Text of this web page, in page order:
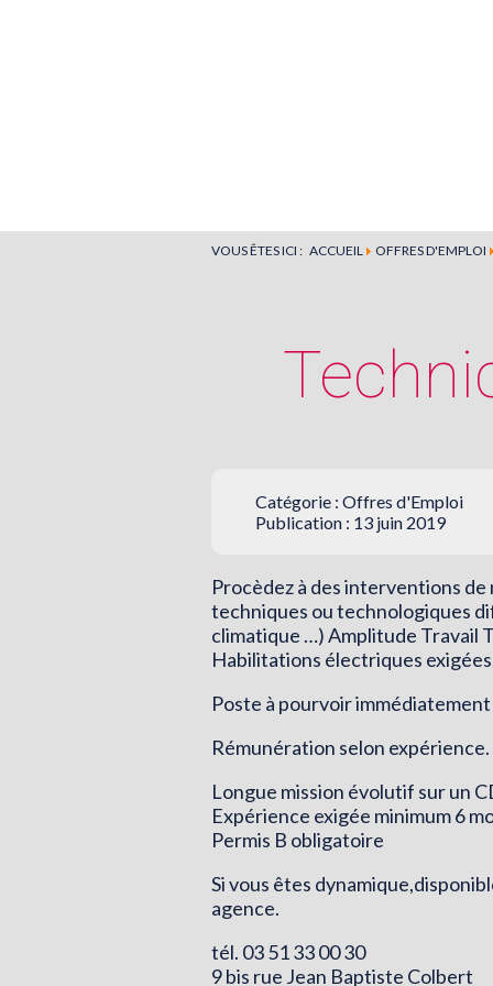
VOUS ÊTES ICI : ACCUEIL OFFRES D'EMPLOI
Catégorie : Offres d'Emploi
Publication : 13 juin 2019
Procèdez à des interventions
techniques ou technologiques
climatique …) Amplitude Travail
Habilitations électriques
Poste à pourvoir immédiatement
Rémunération selon expérience.
Longue mission évolutif sur un
Expérience exigée minimum 6
Permis B obligatoire
Si vous êtes
agence.
tél. 03 51 33 00 30
9 bis rue Jean Baptiste Colbert